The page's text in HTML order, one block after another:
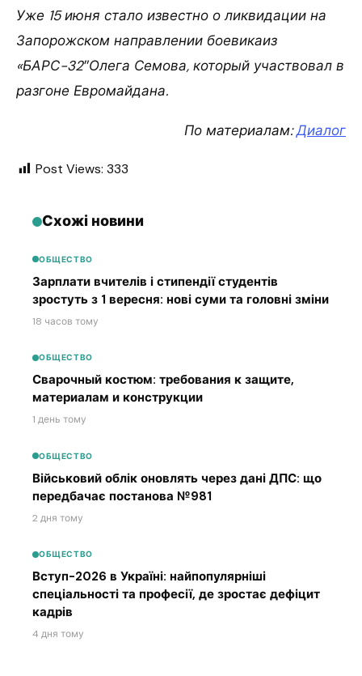
Уже 15 июня стало известно о ликвидации на
Запорожском направлении боевикаиз
«БАРС-32″Олега Семова, который участвовал в
разгоне Евромайдана.
По материалам:Диалог
Post Views: 333
Схожі новини
ОБЩЕСТВО
Зарплати вчителів і стипендії студентів
зростуть з 1 вересня: нові суми та головні зміни
18 часов тому
ОБЩЕСТВО
Сварочный костюм: требования к защите,
материалам и конструкции
1 день тому
ОБЩЕСТВО
Військовий облік оновлять через дані ДПС: що
передбачає постанова №981
2 дня тому
ОБЩЕСТВО
Вступ-2026 в Україні: найпопулярніші
спеціальності та професії, де зростає дефіцит
кадрів
4 дня тому